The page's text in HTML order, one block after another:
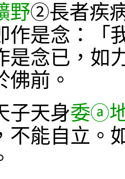
野②長者疾
作是念：「
是念已，如
佛前。
子天身委ⓐ
不能自立。